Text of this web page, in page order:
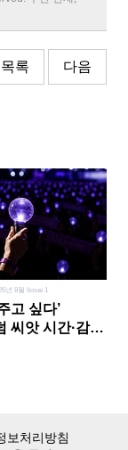
목록 다음
년 8월 Issue 1
고 싶다’
씨앗 시간·감정
보처리방침